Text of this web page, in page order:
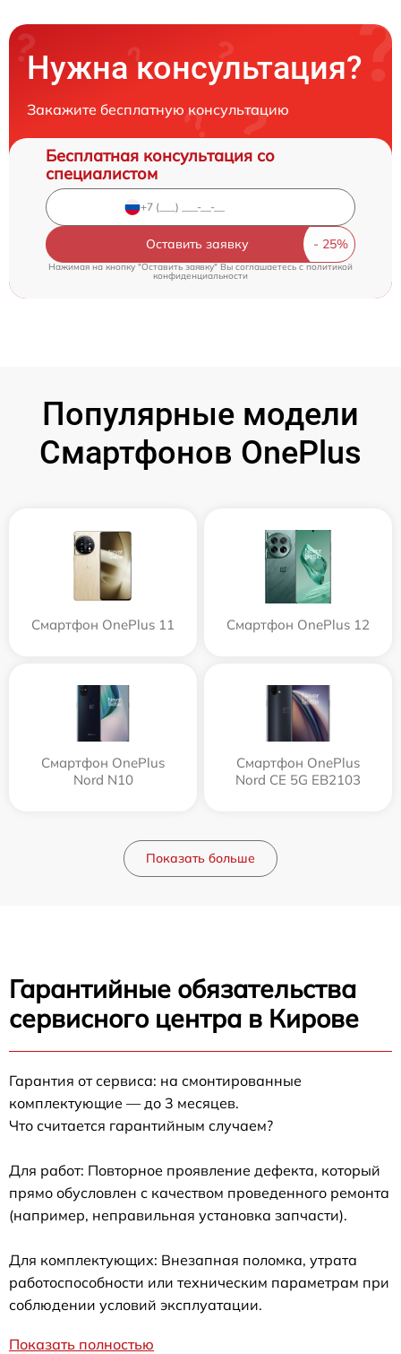
Нужна консультация?
Закажите бесплатную консультацию
Бесплатная консультация со
специалистом
Оставить заявку
Нажимая на кнопку "Оставить заявку" Вы соглашаетесь cполитикой
конфиденциальности
Популярные модели
Смартфонов OnePlus
Смартфон OnePlus 11 Смартфон OnePlus 12
Смартфон OnePlus
Nord N10
Смартфон OnePlus
Nord CE 5G EB2103
Показать больше
Гарантийные обязательства
сервисного центра в Кирове
Гарантия от сервиса: на смонтированные
комплектующие — до 3 месяцев.
Что считается гарантийным случаем?
Для работ: Повторное проявление дефекта, который
прямо обусловлен с качеством проведенного ремонта
(например, неправильная установка запчасти).
Для комплектующих: Внезапная поломка, утрата
работоспособности или техническим параметрам при
соблюдении условий эксплуатации.
Показать полностью